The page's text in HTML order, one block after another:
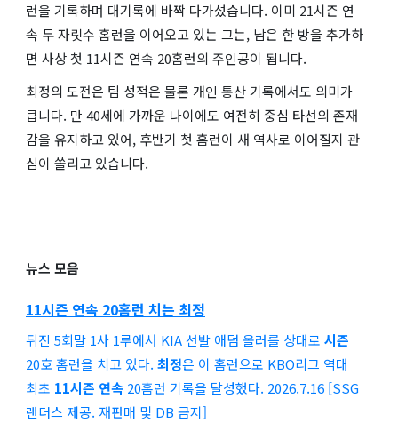
런을 기록하며 대기록에 바짝 다가섰습니다. 이미 21시즌 연
속 두 자릿수 홈런을 이어오고 있는 그는, 남은 한 방을 추가하
면 사상 첫 11시즌 연속 20홈런의 주인공이 됩니다.
최정의 도전은 팀 성적은 물론 개인 통산 기록에서도 의미가
큽니다. 만 40세에 가까운 나이에도 여전히 중심 타선의 존재
감을 유지하고 있어, 후반기 첫 홈런이 새 역사로 이어질지 관
심이 쏠리고 있습니다.
뉴스 모음
11시즌 연속 20홈런 치는 최정
뒤진 5회말 1사 1루에서 KIA 선발 애덤 올러를 상대로 시즌
20호 홈런을 치고 있다. 최정은 이 홈런으로 KBO리그 역대
최초 11시즌 연속 20홈런 기록을 달성했다. 2026.7.16 [SSG
랜더스 제공. 재판매 및 DB 금지]